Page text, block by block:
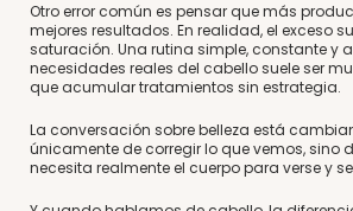
Otro error común es pensar que más
mejores resultados. En realidad, el exceso
saturación. Una rutina simple, constante y
necesidades reales del cabello suele ser
que acumular tratamientos sin estrategia.
La conversación sobre belleza está
únicamente de corregir lo que vemos, sino
necesita realmente el cuerpo para verse y